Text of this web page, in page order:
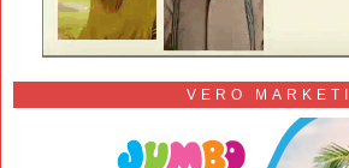
VERO MARKETI